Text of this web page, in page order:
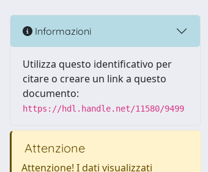
Informazioni
Utilizza questo identificativo per
citare o creare un link a questo
documento:
https://hdl.handle.net/11580/9499
Attenzione
Attenzione! I dati visualizzati